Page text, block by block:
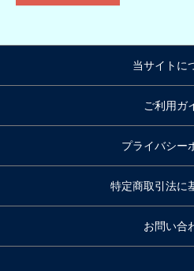
当サイトに
ご利用ガ
プライバシー
特定商取引法に
お問い合